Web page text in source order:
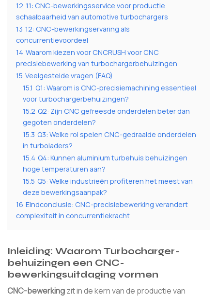
12 11: CNC-bewerkingsservice voor productie
schaalbaarheid van automotive turbochargers
13 12: CNC-bewerkingservaring als
concurrentievoordeel
14 Waarom kiezen voor CNCRUSH voor CNC
precisiebewerking van turbochargerbehuizingen
15 Veelgestelde vragen (FAQ)
15.1 Q1: Waarom is CNC-precisiemachining essentieel
voor turbochargerbehuizingen?
15.2 Q2: Zijn CNC gefreesde onderdelen beter dan
gegoten onderdelen?
15.3 Q3: Welke rol spelen CNC-gedraaide onderdelen
in turboladers?
15.4 Q4: Kunnen aluminium turbehuis behuizingen
hoge temperaturen aan?
15.5 Q5: Welke industrieën profiteren het meest van
deze bewerkingsaanpak?
16 Eindconclusie: CNC-precisiebewerking verandert
complexiteit in concurrentiekracht
Inleiding: Waarom Turbocharger-
behuizingen een CNC-
bewerkingsuitdaging vormen
CNC-bewerkingzit in de kern van de productie van